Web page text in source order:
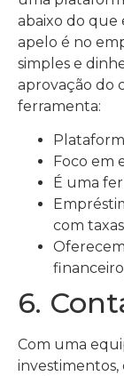
abaixo do que
apelo é no
simples e
aprovação do
ferramenta:
Foco em
É uma
com
6.
Com uma
investimentos,